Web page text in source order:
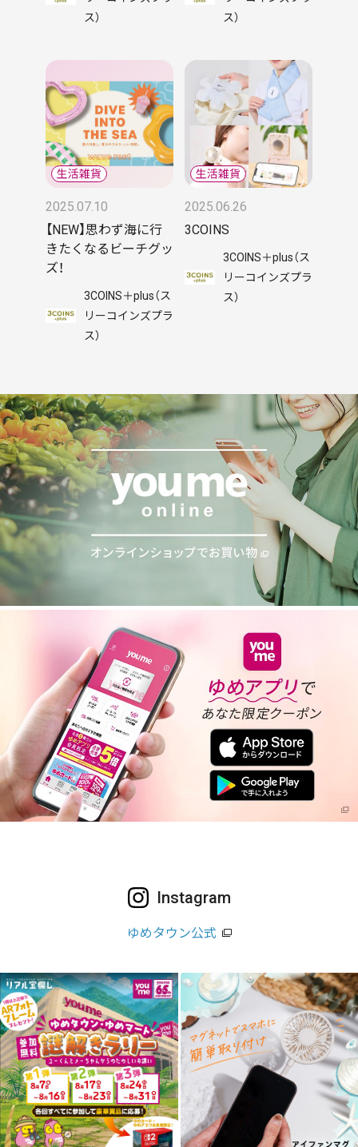
ス）
ス）
2025.07.10
【NEW】思わず海に行
きたくなるビーチグッ
ズ！
3COINS＋plus（ス
リーコインズプラ
ス）
2025.06.26
3COINS
3COINS＋plus（ス
リーコインズプラ
ス）
Instagram
ゆめタウン公式